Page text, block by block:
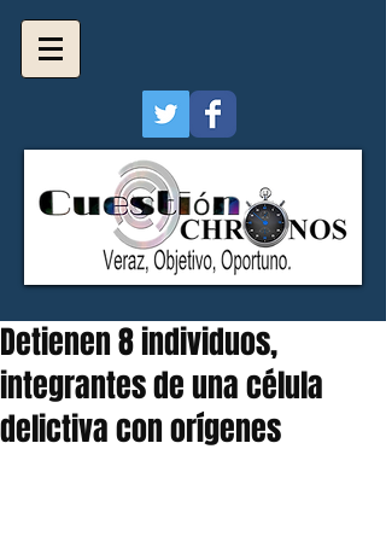
Detienen 8 individuos,
integrantes de una célula
delictiva con orígenes